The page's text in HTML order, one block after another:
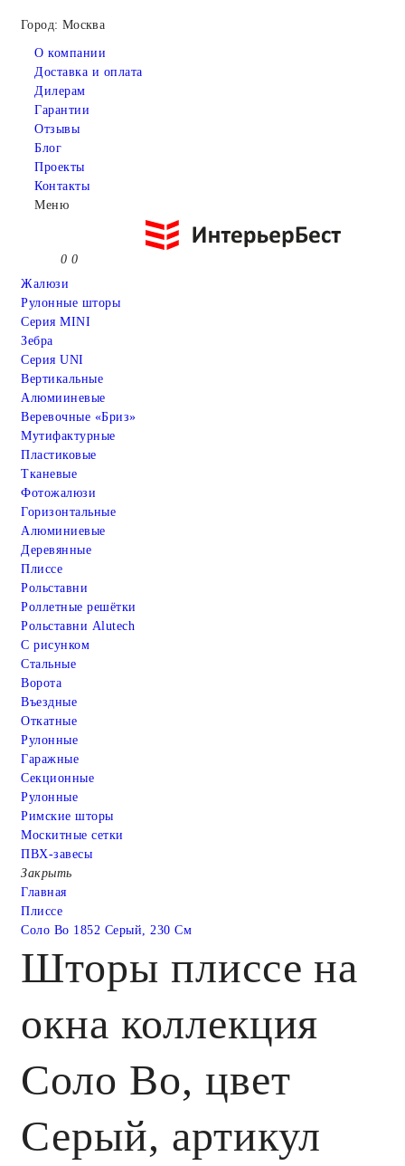
Город: Москва
О компании
Доставка и оплата
Дилерам
Гарантии
Отзывы
Блог
Проекты
Контакты
Меню
0 0
Жалюзи
Рулонные шторы
Серия MINI
Зебра
Серия UNI
Вертикальные
Алюмииневые
Веревочные «Бриз»
Мутифактурные
Пластиковые
Тканевые
Фотожалюзи
Горизонтальные
Алюминиевые
Деревянные
Плиссе
Рольставни
Роллетные решётки
Рольставни Alutech
С рисунком
Стальные
Ворота
Въездные
Откатные
Рулонные
Гаражные
Cекционные
Рулонные
Римские шторы
Москитные сетки
ПВХ-завесы
Закрыть
Главная
Плиссе
Соло Bo 1852 Серый, 230 См
Шторы плиссе на
окна коллекция
Соло Bo, цвет
Серый, артикул